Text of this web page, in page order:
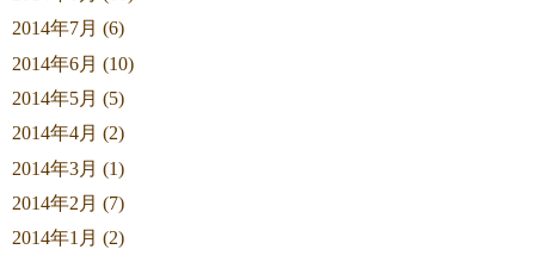
2014年7月 (6)
2014年6月 (10)
2014年5月 (5)
2014年4月 (2)
2014年3月 (1)
2014年2月 (7)
2014年1月 (2)